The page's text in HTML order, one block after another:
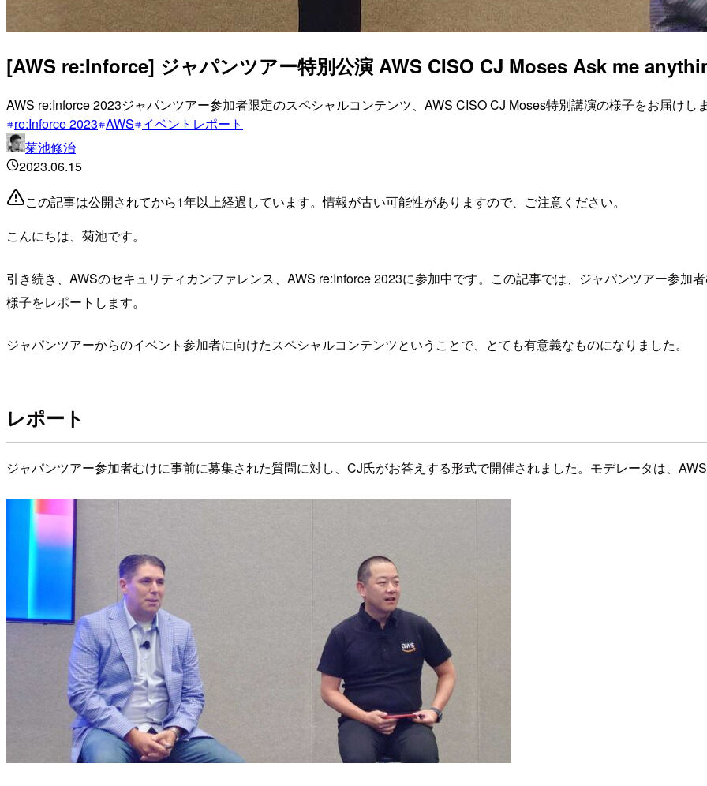
[AWS re:Inforce] ジャパンツアー特別公演 AWS CISO CJ Moses Ask me
AWS re:Inforce 2023ジャパンツアー参加者限定のスペシャルコンテンツ、AWS CISO CJ Moses特別講演の様子をお届けし
re:Inforce 2023 AWS イベントレポート
菊池修治
2023.06.15
この記事は公開されてから1年以上経過しています。情報が古い可能性がありますので、ご注意ください。
こんにちは、菊池です。
引き続き、AWSのセキュリティカンファレンス、AWS re:Inforce 2023に参加中です。この記事では、ジャパンツアー参加
様子をレポートします。
ジャパンツアーからのイベント参加者に向けたスペシャルコンテンツということで、とても有意義なものになりました。
レポート
ジャパンツアー参加者むけに事前に募集された質問に対し、CJ氏がお答えする形式で開催されました。モデレータは、